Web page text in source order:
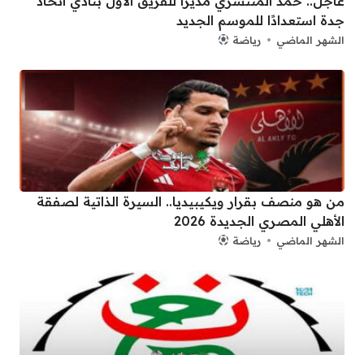
جدة استعدادًا للموسم الجديد
الشهر الماضي رياضة
من هو منصف بقرار ويكيبيديا.. السيرة الذاتية لصفقة
الأهلي المصري الجديدة 2026
الشهر الماضي رياضة